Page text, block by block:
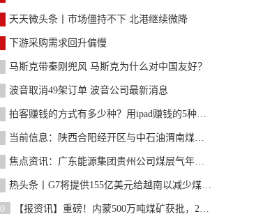
天天微头条丨市场僵持不下 北港继续微降
下游采购需求回升偏慢
马斯克带秦刚兜风 马斯克为什么对中国友好？
波音取消49架订单 波音公司最新消息
拍客赚钱的方式有多少种？用ipad赚钱的5种方式
当前信息：陕西合阳经开区与中石油渭南煤层气管输有
焦点资讯：广东能源集团贵州公司煤层气年发电量破1
热头条丨G7将提供155亿美元给越南以减少煤炭使用
【报资讯】重磅！内蒙500万吨煤矿获批，2023年1月复